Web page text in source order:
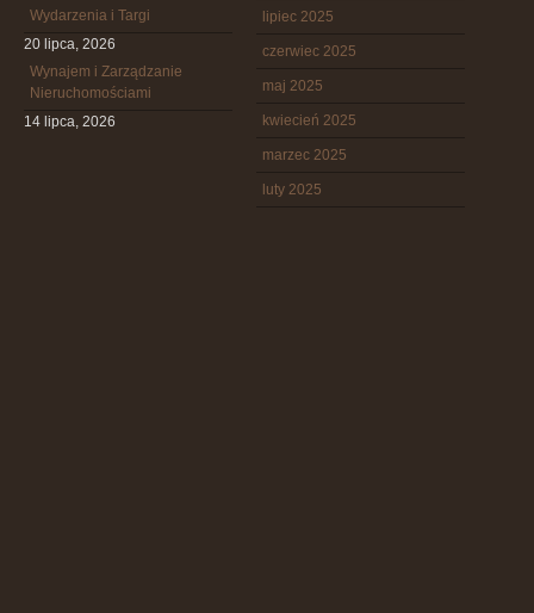
Wydarzenia i Targi
20 lipca, 2026
Wynajem i Zarządzanie
Nieruchomościami
14 lipca, 2026
lipiec 2025
czerwiec 2025
maj 2025
kwiecień 2025
marzec 2025
luty 2025